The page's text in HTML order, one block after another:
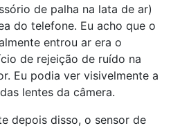
de palha na lata de ar)
do telefone. Eu acho que o
entrou ar era o
de rejeição de ruído na
Eu podia ver visivelmente a
lentes da câmera.
depois disso, o sensor de